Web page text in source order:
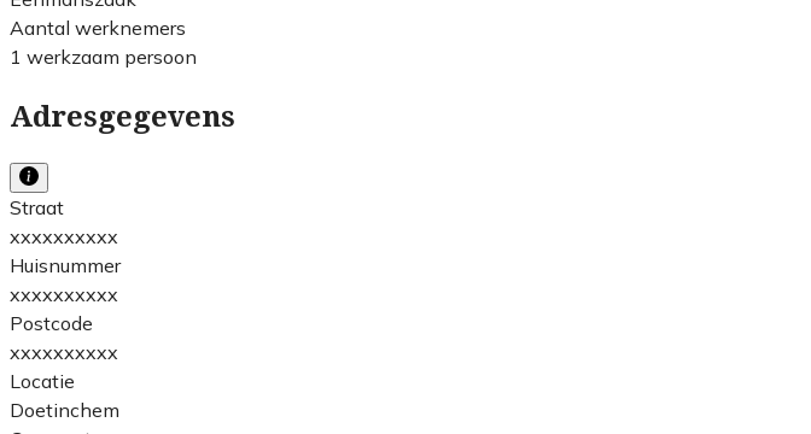
Aantal werknemers
1 werkzaam persoon
Adresgegevens
Straat
xxxxxxxxxx
Huisnummer
xxxxxxxxxx
Postcode
xxxxxxxxxx
Locatie
Doetinchem